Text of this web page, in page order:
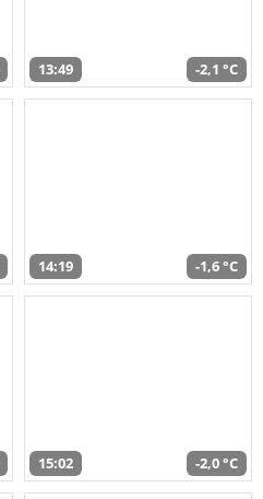
13:49 -2,1 °C
14:19 -1,6 °C
15:02 -2,0 °C